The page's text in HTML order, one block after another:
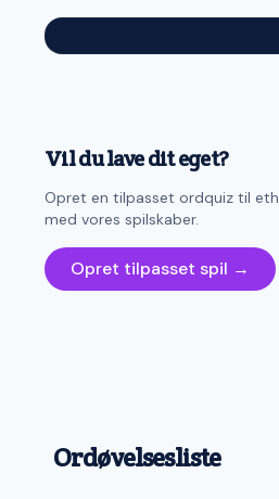
Vil du lave dit eget?
Opret en tilpasset ordquiz til
med vores spilskaber.
Opret tilpasset spil →
Ordøvelsesliste